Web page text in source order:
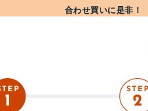
合わせ買いに是非！